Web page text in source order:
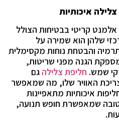
איכותיות
אלמנט קריטי בבטיחות הצולל
שלהן הוא שמירה על
והבטחת נוחות מקסימלית
הגנה מפני שריטות,
שמש. חליפת צלילה גם
האוויר שלו, מה שמאפשר
איכותיות מתאפיינות
טובה שמאפשרת חופש תנועה,